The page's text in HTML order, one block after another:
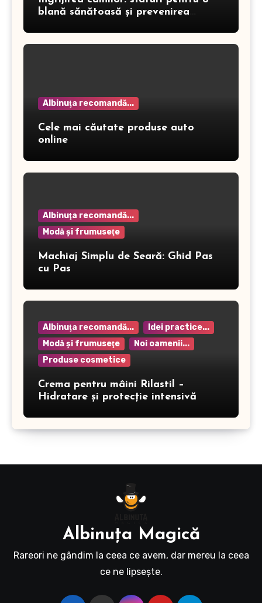
blană sănătoasă și prevenirea
Albinuţa recomandă...
Cele mai căutate produse auto
online
Albinuţa recomandă...
Modă şi frumuseţe
Machiaj Simplu de Seară: Ghid Pas
cu Pas
Albinuţa recomandă...
Idei practice...
Modă şi frumuseţe
Noi oamenii...
Produse cosmetice
Crema pentru mâini Rilastil –
Hidratare și protecție intensivă
Albinuţa Magică
Rareori ne gândim la ceea ce avem, dar mereu la ceea
ce ne lipseşte.